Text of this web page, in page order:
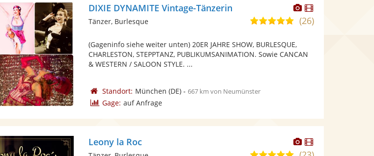
Dieser
Künstler
stellt
bereit.
Dieser
Künstler
DIXIE DYNAMITE Vintage-Tänzerin
5,0
5
Sternen
(26)
Tänzer, Burlesque
(Gageninfo siehe weiter unten) 20ER JAHRE SHOW, BURLESQUE,
CHARLESTON, STEPPTANZ, PUBLIKUMSANIMATION. Sowie CANCAN
& WESTERN / SALOON STYLE. ...
Standort: München (DE)- 667 km von Neumünster
Gage: auf Anfrage
Dieser
Künstler
Dieser
Künstler
Leony la Roc